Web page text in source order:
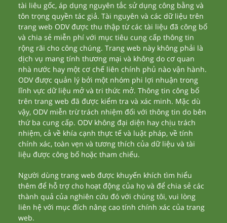
tài liêu gốc, áp dụng nguyên tắc sử dụng công bằng và
tôn trọng quyền tác giả. Tài nguyên và các dữ liệu trên
trang web ODV được thu thập từ các tài liệu đã công bố
và chia sẻ miễn phí với mục tiêu cung cấp thông tin
rộng rãi cho công chúng. Trang web này không phải là
dịch vụ mang tính thương mại và không do cơ quan
nhà nước hay một cơ chế liên chính phủ nào vận hành.
ODV được quản lý bởi một nhóm phi lợi nhuận trong
lĩnh vực dữ liệu mở và tri thức mở. Thông tin công bố
trên trang web đã được kiểm tra và xác minh. Mặc dù
vậy, ODV miễn trừ trách nhiệm đối với thông tin do bên
thứ ba cung cấp. ODV không đại diện hay chịu trách
nhiệm, cả về khía cạnh thực tế và luật pháp, về tính
chính xác, toàn vẹn và tương thích của dữ liệu và tài
liệu được công bố hoặc tham chiếu.
Người dùng trang web được khuyến khích tìm hiểu
thêm để hỗ trợ cho hoạt động của họ và để chia sẻ các
thành quả của nghiên cứu đó với chúng tôi, vui lòng
liên hệ với mục đích nâng cao tính chính xác của trang
web.